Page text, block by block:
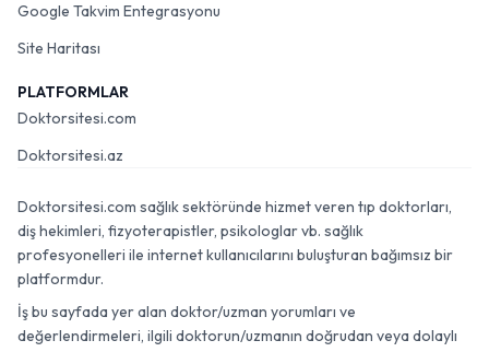
Google Takvim Entegrasyonu
Site Haritası
PLATFORMLAR
Doktorsitesi.com
Doktorsitesi.az
Doktorsitesi.com sağlık sektöründe hizmet veren tıp doktorları,
diş hekimleri, fizyoterapistler, psikologlar vb. sağlık
profesyonelleri ile internet kullanıcılarını buluşturan bağımsız bir
platformdur.
İş bu sayfada yer alan doktor/uzman yorumları ve
değerlendirmeleri, ilgili doktorun/uzmanın doğrudan veya dolaylı